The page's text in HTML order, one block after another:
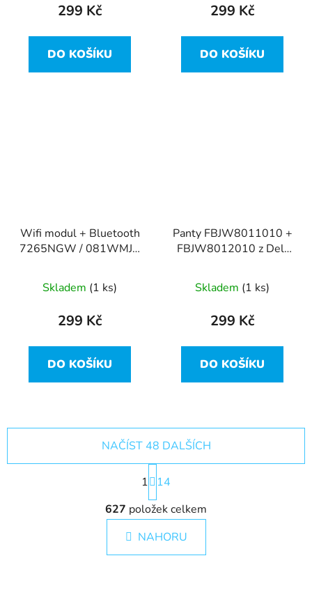
299 Kč
DO KOŠÍKU
299 Kč
DO KOŠÍKU
Wifi modul + Bluetooth
7265NGW / 081WMJ z
Skladem (1 ks)
299 Kč
DO KOŠÍKU
Panty FBJW8011010 +
FBJW8012010 z Dell
Skladem (1 ks)
299 Kč
DO KOŠÍKU
O
v
l
á
d
NAČÍST 48 DALŠÍCH
S
t
r
á
n
k
1
14
627 položek celkem
NAHORU